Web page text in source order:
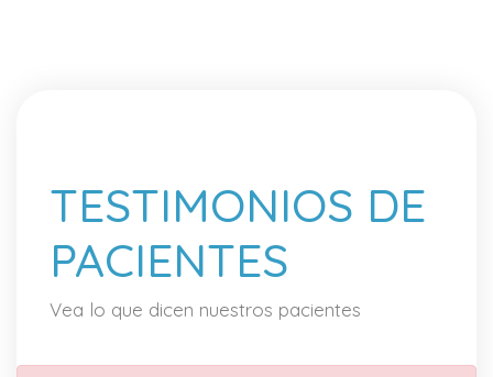
TESTIMONIOS DE
PACIENTES
Vea lo que dicen nuestros pacientes